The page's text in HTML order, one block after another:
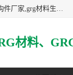
主营广东grg厂家,广东grc厂家,grg材料,grc材料,grg厂家,grc厂家,grg吊顶,grg造型,grg构件,grc构件,grc线条,grc构件厂家,grg材料生产厂家,grg材料定制,uhpc,uhpc厂家,uhpc外墙挂板,uhpc镂空幕墙板,3万平方厂房,如果您对我公司的产品服务感兴趣,请联系我们.